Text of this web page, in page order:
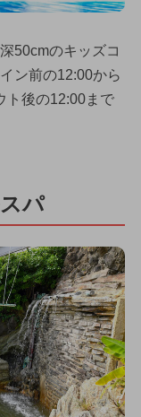
50cmのキッズコ
ン前の12:00から
ト後の12:00まで
パ